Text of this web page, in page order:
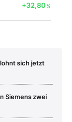
+32,80%
lohnt sich jetzt
Siemens zwei